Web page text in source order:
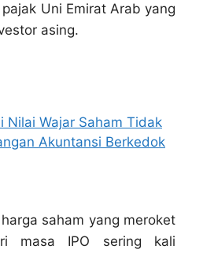
Uni Emirat Arab yang
asing.
Nilai Wajar Saham Tidak
Akuntansi Berkedok
saham yang meroket
masa IPO sering kali